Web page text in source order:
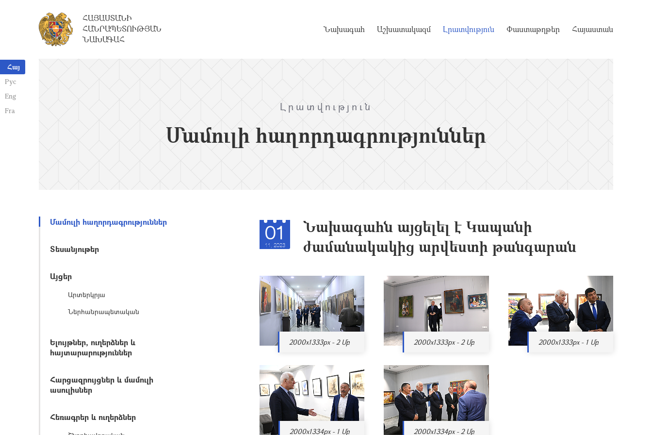
Հայ
Рус
Eng
Fra
ՀԱՅԱՍՏԱՆԻ
ՀԱՆՐԱՊԵՏՈՒԹՅԱՆ
ՆԱԽԱԳԱՀ
Նախագահ Աշխատակազմ Լրատվություն Փաստաթղթեր Հայաստան
Լրատվություն
Մամուլի հաղորդագրություններ
Մամուլի հաղորդագրություններ
Տեսանյութեր
Այցեր
Արտերկրյա
Ներհանրապետական
Ելույթներ, ուղերձներ և
հայտարարություններ
Հարցազրույցներ և մամուլի
ասուլիսներ
Հեռագրեր և ուղերձներ
01
11, 2023
Նախագահն այցելել է Կապանի
ժամանակակից արվեստի թանգարան
2000x1333px - 2 Մբ 2000x1333px - 2 Մբ 2000x1333px - 1 Մբ
2000x1334px - 1 Մբ 2000x1334px - 2 Մբ